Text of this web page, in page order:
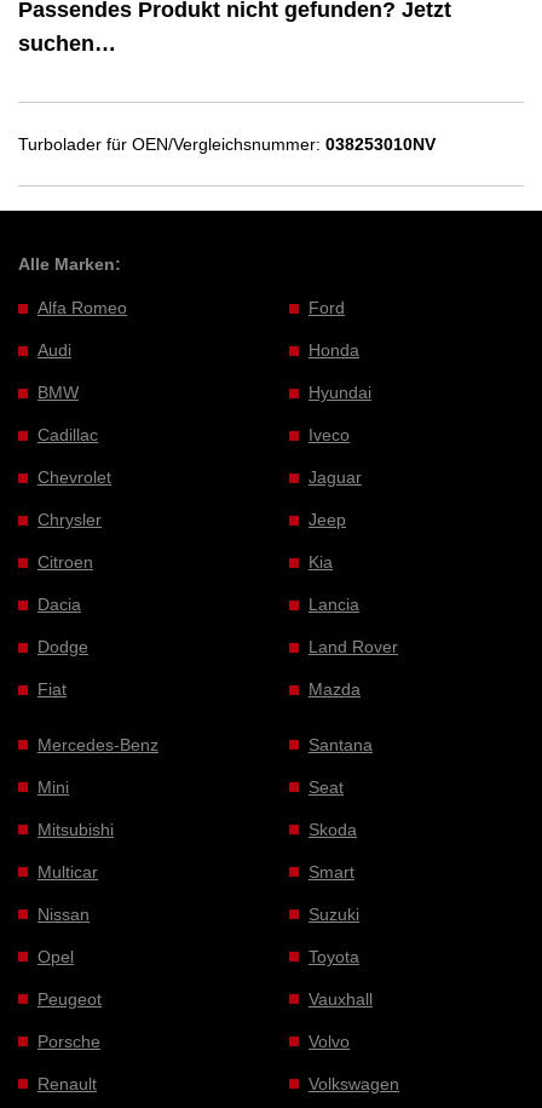
Passendes Produkt nicht gefunden? Jetzt
suchen…
Turbolader für OEN/Vergleichsnummer: 038253010NV
Alle Marken:
Alfa Romeo
Audi
BMW
Cadillac
Chevrolet
Chrysler
Citroen
Dacia
Dodge
Fiat
Ford
Honda
Hyundai
Iveco
Jaguar
Jeep
Kia
Lancia
Land Rover
Mazda
Mercedes-Benz
Mini
Mitsubishi
Multicar
Nissan
Opel
Peugeot
Porsche
Renault
Santana
Seat
Skoda
Smart
Suzuki
Toyota
Vauxhall
Volvo
Volkswagen